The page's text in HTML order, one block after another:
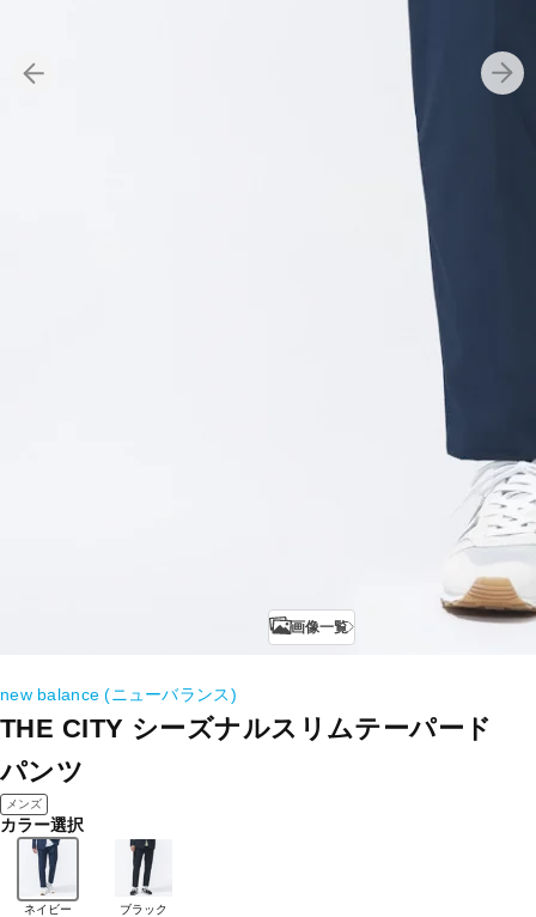
画像一覧
new balance (ニューバランス)
THE CITY シーズナルスリムテーパード
パンツ
メンズ
カラー選択
ネイビー ブラック